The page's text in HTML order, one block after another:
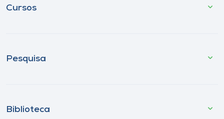
Cursos
Pesquisa
Biblioteca